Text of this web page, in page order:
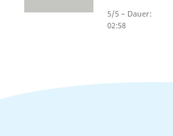
5/5 – Dauer:
02:58